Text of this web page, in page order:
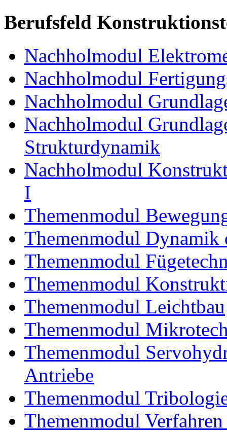
Berufsfeld
Nachholmodul
Nachholmodul
Nachholmodul
Nachholmodul
Strukturdynamik
Nachholmodul
I
Themenmodul
Themenmodul Dynamik
Themenmodul
Themenmodul
Themenmodul Leichtbau
Themenmodul
Themenmodul
Antriebe
Themenmodul
Themenmodul